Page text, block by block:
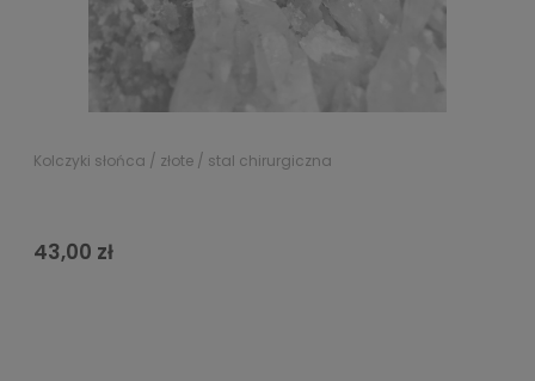
Kolczyki słońca / złote / stal chirurgiczna
43,00 zł